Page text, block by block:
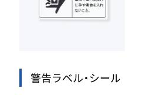
警告ラベル・シール